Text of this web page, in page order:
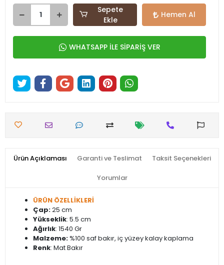
Sepete
Ekle
Hemen Al
WHATSAPP İLE SİPARİŞ VER
Ürün Açıklaması Garanti ve Teslimat Taksit Seçenekleri
Yorumlar
ÜRÜN ÖZELLİKLERİ
Çap:25 cm
Yükseklik: 5.5 cm
Ağırlık: 1540 Gr
Malzeme: %100 saf bakır, iç yüzey kalay kaplama
Renk: Mat Bakır